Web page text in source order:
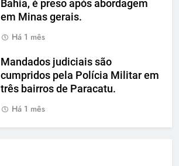
Bahia, é preso após abordagem
em Minas gerais.
Há 1 mês
Mandados judiciais são
cumpridos pela Polícia Militar em
três bairros de Paracatu.
Há 1 mês